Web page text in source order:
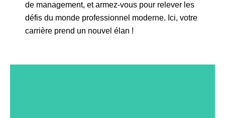
de management, et armez-vous pour relever les
défis du monde professionnel moderne. Ici, votre
carrière prend un nouvel élan !